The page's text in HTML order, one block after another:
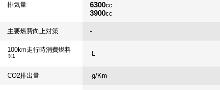
排気量 6300cc
3900cc
主要燃費向上対策 -
100km走行時消費燃料
※1 -L
CO2排出量 -g/Km